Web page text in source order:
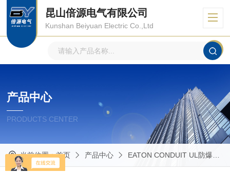
昆山倍源电气有限公司
Kunshan Beiyuan Electric Co.,Ltd
产品中心
PRODUCTS CENTER
当前位置：首页 产品中心 EATON CONDUIT UL防爆管件